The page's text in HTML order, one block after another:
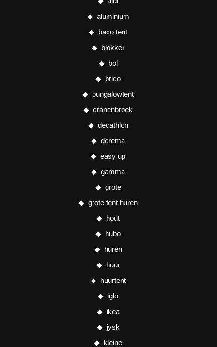
aluminium
baco tent
blokker
bol
brico
bungalowtent
cranenbroek
decathlon
dorema
easy up
gamma
grote
grote tent huren
hout
hubo
huren
huur
huurtent
iglo
ikea
jysk
kleine